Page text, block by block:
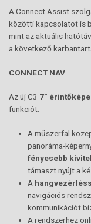
A Connect Assist
közötti kapcsolatot is
mint az aktuális
a következő
CONNECT NAV
Az új C3 7”
funkciót.
A műszerfal
panoráma-
fényesebb
támaszt nyújt a
A
navigációs
kommunikációt
A rendszerhez